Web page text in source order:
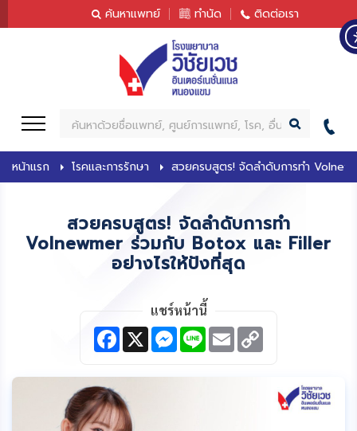
ค้นหาแพทย์ ทำนัด ติดต่อเรา
ห
า
หน้าแรก โรคและการรักษา สวยครบสูตร! จัดลำดับการทำ
สวยครบสูตร! จัดลำดับการทำ
Volnewmer ร่วมกับ Botox และ Filler
อย่างไรให้ปังที่สุด
แชร์หน้านี้
F
o
o
k
X M
e
L E
m